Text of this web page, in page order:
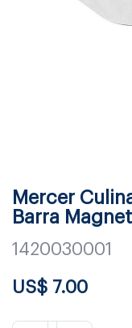
Mercer
Barra
1420030001
US$ 7.00